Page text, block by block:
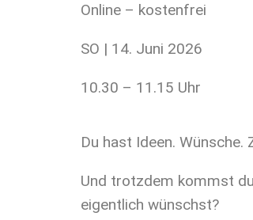
Online – kostenfrei
SO | 14. Juni 2026
10.30 – 11.15 Uhr
Du hast Ideen. Wünsche.
Und trotzdem kommst
eigentlich wünschst?